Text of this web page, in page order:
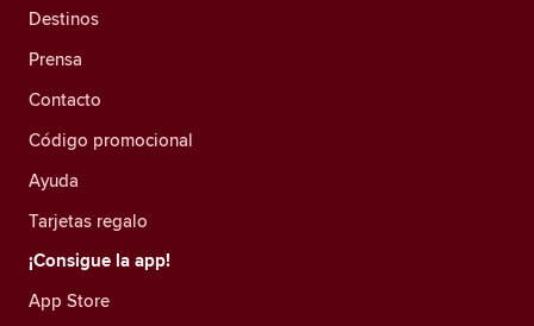
Destinos
Prensa
Contacto
Código promocional
Ayuda
Tarjetas regalo
¡Consigue la app!
App Store